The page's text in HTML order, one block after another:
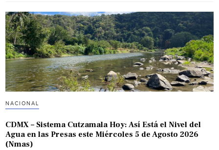
NACIONAL
CDMX – Sistema Cutzamala Hoy: Así Está el Nivel del
Agua en las Presas este Miércoles 5 de Agosto 2026
(Nmas)